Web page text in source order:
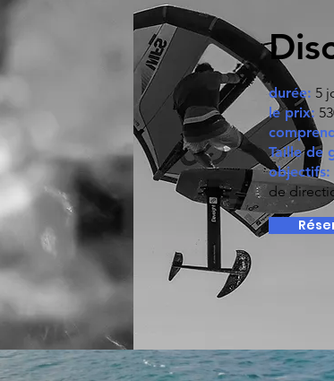
durée: 5
le prix:
Taille de
objectifs:
de